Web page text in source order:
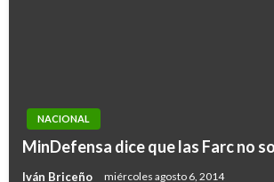
NACIONAL
MinDefensa dice que las Farc no
Iván Briceño miércoles agosto 6, 2014